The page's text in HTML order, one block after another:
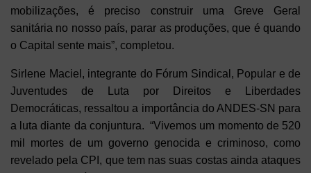
mobilizações, é preciso construir uma Greve Geral
sanitária no nosso país, parar as produções, que é quando
o Capital sente mais”, completou.
Sirlene Maciel, integrante do Fórum Sindical, Popular e de
Juventudes de Luta por Direitos e Liberdades
Democráticas, ressaltou a importância do ANDES-SN para
a luta diante da conjuntura. “Vivemos um momento de 520
mil mortes de um governo genocida e criminoso, como
revelado pela CPI, que tem nas suas costas ainda ataques